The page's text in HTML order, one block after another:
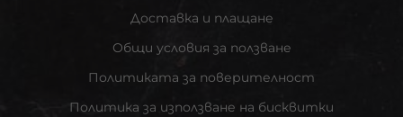
Доставка и плащане
Общи условия за ползване
Политиката за поверителност
Политика за използване на бисквитки